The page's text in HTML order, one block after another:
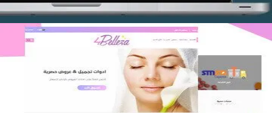
اعادة تصميم متجر فوربليزا